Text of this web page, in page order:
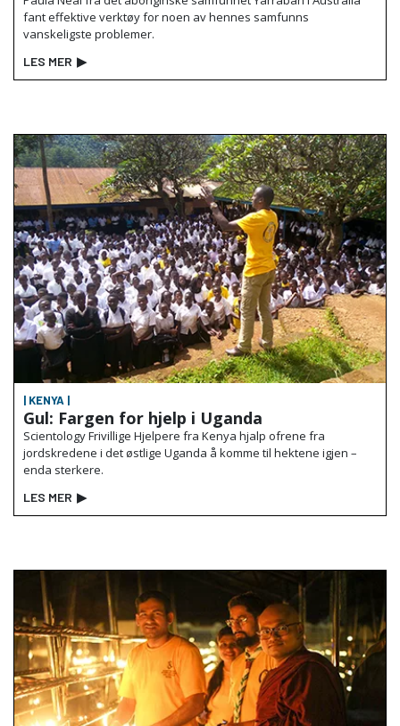
fant effektive verktøy for noen av hennes samfunns
vanskeligste problemer.
LES MER ▶
| KENYA |
Gul: Fargen for hjelp i Uganda
Scientology Frivillige Hjelpere fra Kenya hjalp ofrene fra
jordskredene i det østlige Uganda å komme til hektene igjen –
enda sterkere.
LES MER ▶